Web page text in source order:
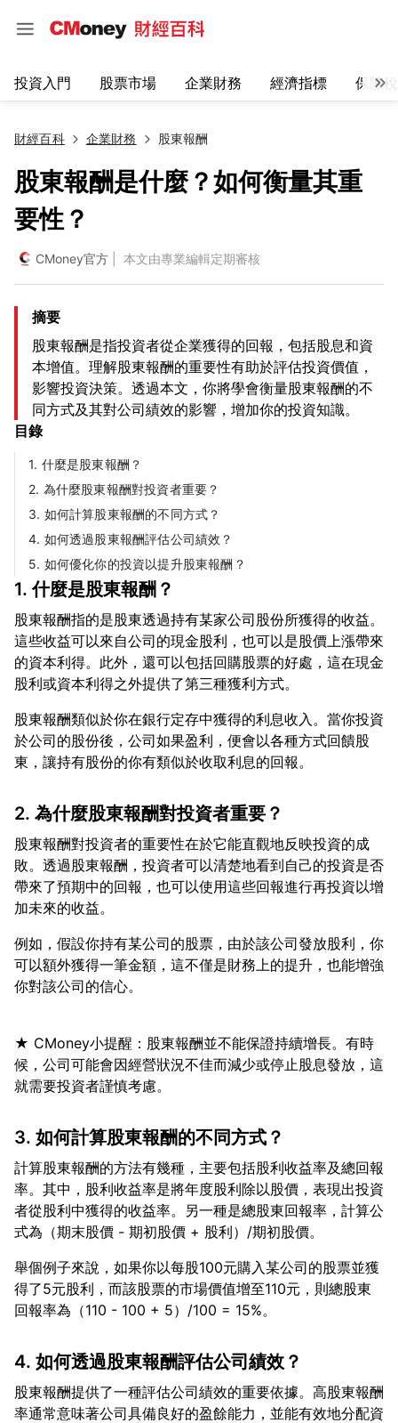
投資入門 股票市場 企業財務 經濟指標 保險
財經百科 企業財務 股東報酬
股東報酬是什麼？如何衡量其重
要性？
CMoney官方 | 本文由專業編輯定期審核
摘要
股東報酬是指投資者從企業獲得的回報，包括股息和資
本增值。理解股東報酬的重要性有助於評估投資價值，
影響投資決策。透過本文，你將學會衡量股東報酬的不
同方式及其對公司績效的影響，增加你的投資知識。
目錄
1. 什麼是股東報酬？
2. 為什麼股東報酬對投資者重要？
3. 如何計算股東報酬的不同方式？
4. 如何透過股東報酬評估公司績效？
5. 如何優化你的投資以提升股東報酬？
1. 什麼是股東報酬？
股東報酬指的是股東透過持有某家公司股份所獲得的收益。
這些收益可以來自公司的現金股利，也可以是股價上漲帶來
的資本利得。此外，還可以包括回購股票的好處，這在現金
股東報酬類似於你在銀行定存中獲得的利息收入。當你投資
於公司的股份後，公司如果盈利，便會以各種方式回饋股
2. 為什麼股東報酬對投資者重要？
股東報酬對投資者的重要性在於它能直觀地反映投資的成
敗。透過股東報酬，投資者可以清楚地看到自己的投資是否
帶來了預期中的回報，也可以使用這些回報進行再投資以增
例如，假設你持有某公司的股票，由於該公司發放股利，你
可以額外獲得一筆金額，這不僅是財務上的提升，也能增強
★ CMoney小提醒：股東報酬並不能保證持續增長。有時
候，公司可能會因經營狀況不佳而減少或停止股息發放，這
3. 如何計算股東報酬的不同方式？
計算股東報酬的方法有幾種，主要包括股利收益率及總回報
率。其中，股利收益率是將年度股利除以股價，表現出投資
者從股利中獲得的收益率。另一種是總股東回報率，計算公
舉個例子來說，如果你以每股100元購入某公司的股票並獲
得了5元股利，而該股票的市場價值增至110元，則總股東
4. 如何透過股東報酬評估公司績效？
股東報酬提供了一種評估公司績效的重要依據。高股東報酬
率通常意味著公司具備良好的盈餘能力，並能有效地分配資